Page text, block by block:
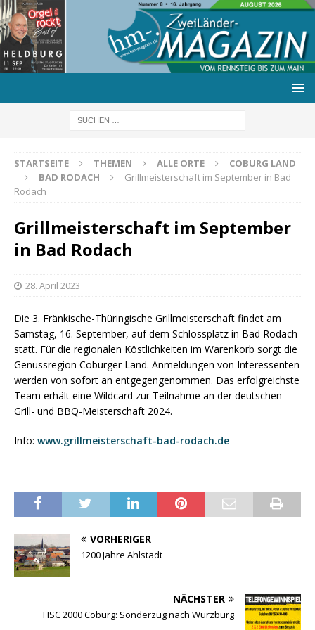
STARTSEITE THEMEN ALLE ORTE
COBURG LAND
BAD RODACH
Grillmeisterschaft im September in Bad
Rodach
Grillmeisterschaft im September
in Bad Rodach
28. April 2023
Die 3. Fränkische-Thüringische Grillmeisterschaft findet am
Samstag, 16. September, auf dem Schlossplatz in Bad Rodach
statt. Für die regionalen Köstlichkeiten im Warenkorb sorgt die
Genussregion Coburger Land. Anmeldungen von Interessenten
werden von sofort an entgegengenommen. Das erfolgreichste
Team erhält eine Wildcard zur Teilnahme an der deutschen
Grill- und BBQ-Meisterschaft 2024.
Info: www.grillmeisterschaft-bad-rodach.de
VORHERIGER
1200 Jahre Ahlstadt
NÄCHSTER
HSC 2000 Coburg: Sonderzug nach Würzburg